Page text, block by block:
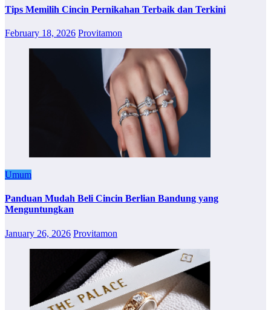
Tips Memilih Cincin Pernikahan Terbaik dan Terkini
February 18, 2026 Provitamon
Umum
Panduan Mudah Beli Cincin Berlian Bandung yang
Menguntungkan
January 26, 2026 Provitamon